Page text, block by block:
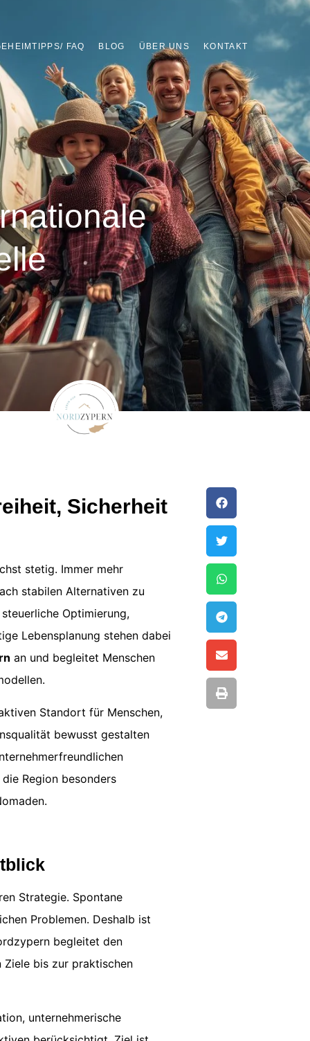
FAQ BLOG ÜBER UNS KONTAKT
Sicherheit
stetig. Immer mehr
stabilen Alternativen zu
Optimierung,
Lebensplanung stehen dabei
an und begleitet Menschen
Standort für Menschen,
bewusst gestalten
Region besonders
Strategie. Spontane
Problemen. Deshalb ist
begleitet den
Ziele bis zur praktischen
unternehmerische